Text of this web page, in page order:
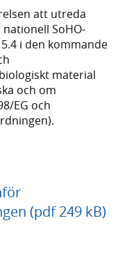
att utreda
SoHO-
i den kommande
material
och om
EG och
(pdf 249 kB)